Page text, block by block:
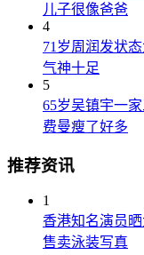
儿子很像爸爸
4
71岁周润发状
气神十足
5
65岁吴镇宇一
费曼瘦了好多
推荐资讯
1
香港知名演员
售卖泳装写真